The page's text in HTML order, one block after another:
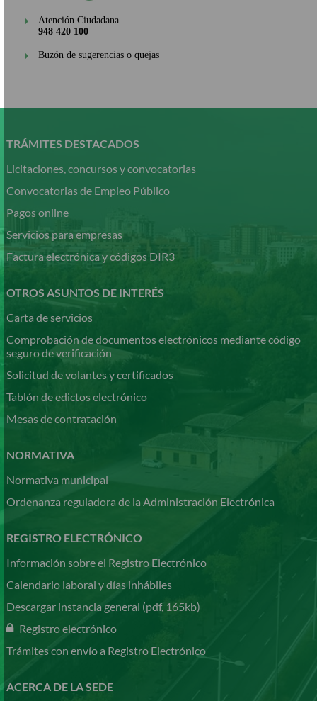
Atención Ciudadana
948 420 100
Buzón de sugerencias o quejas
contenido
TRÁMITES DESTACADOS
Licitaciones, concursos y convocatorias
Convocatorias de Empleo Público
Pagos online
Servicios para empresas
Factura electrónica y códigos DIR3
OTROS ASUNTOS DE INTERÉS
Carta de servicios
Comprobación de documentos electrónicos mediante código
seguro de verificación
Solicitud de volantes y certificados
Tablón de edictos electrónico
Mesas de contratación
NORMATIVA
Normativa municipal
Ordenanza reguladora de la Administración Electrónica
REGISTRO ELECTRÓNICO
Información sobre el Registro Electrónico
Calendario laboral y días inhábiles
Descargar instancia general (pdf, 165kb)
Registro electrónico
Trámites con envío a Registro Electrónico
ACERCA DE LA SEDE